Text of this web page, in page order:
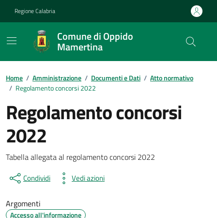
Regione Calabria
Comune di Oppido
Mamertina
Home / Amministrazione / Documenti e Dati / Atto normativo
/ Regolamento concorsi 2022
Regolamento concorsi
2022
Dettagli del documento
Tabella allegata al regolamento concorsi 2022
Condividi Vedi azioni
Argomenti
Accesso all'informazione